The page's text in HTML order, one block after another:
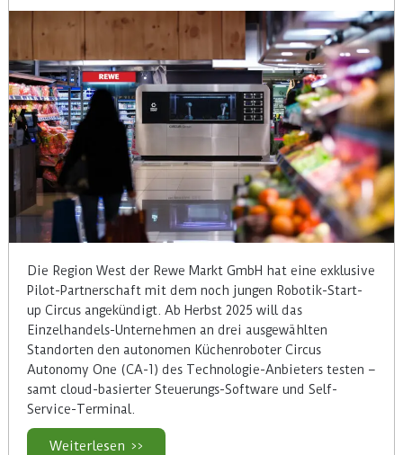
Die Region West der Rewe Markt GmbH hat eine exklusive
Pilot-Partnerschaft mit dem noch jungen Robotik-Start-
up Circus angekündigt. Ab Herbst 2025 will das
Einzelhandels-Unternehmen an drei ausgewählten
Standorten den autonomen Küchenroboter Circus
Autonomy One (CA-1) des Technologie-Anbieters testen –
samt cloud-basierter Steuerungs-Software und Self-
Service-Terminal.
Weiterlesen >>